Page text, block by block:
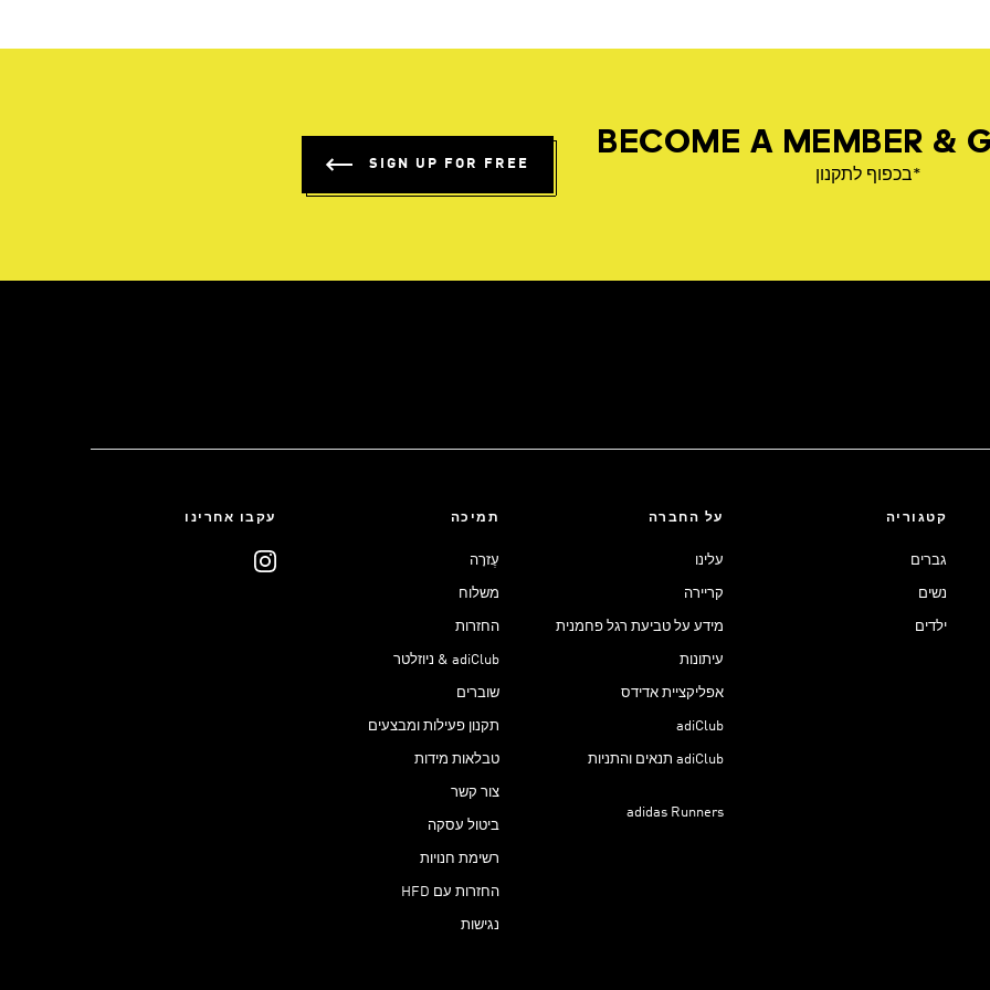
BECOME A MEMBER &
*בכפוף לתקנון
SIGN UP FOR FREE
קטגוריה
גברים
נשים
ילדים
על החברה
עלינו
קריירה
מידע על טביעת רגל פחמנית
עיתונות
אפליקציית אדידס
adiClub
adiClub תנאים והתניות
adidas Runners
תמיכה
עֶזרָה
משלוח
החזרות
adiClub & ניוזלטר
שוברים
תקנון פעילות ומבצעים
טבלאות מידות
צור קשר
ביטול עסקה
רשימת חנויות
החזרות עם HFD
נגישות
עקבו אחרינו